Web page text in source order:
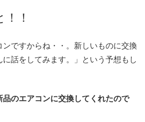
！
ンですからね・・。新しいものに交換
話をしてみます。」という予想もし
品のエアコンに交換してくれたので